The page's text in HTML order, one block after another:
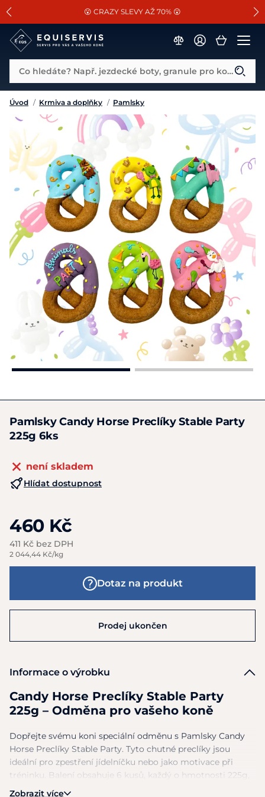
SLEVA 13% na vše od Cassini!
😮 CRAZY SLEVY AŽ 70% 😮
📐Pasování a doplňky k vybraným sedlům ZDARMA 🐴
Co hledáte? Např. jezdecké boty, granule pro koně...
Úvod / Krmiva a doplňky / Pamlsky
Pamlsky Candy Horse Preclíky Stable Party
225g 6ks
není skladem
Hlídat dostupnost
460 Kč
411 Kč bez DPH
2 044,44 Kč/kg
Dotaz na produkt
Prodej ukončen
Informace o výrobku
Candy Horse Preclíky Stable Party
225g – Odměna pro vašeho koně
Dopřejte svému koni speciální odměnu s Pamlsky Candy
Horse Preclíky Stable Party. Tyto chutné preclíky jsou
ideální pro zpestření jídelníčku nebo jako motivace při
tréninku. Balení obsahuje 6 kusů, každý o hmotnosti 225g,
což zajišťuje dostatek pochoutek pro radost vašeho zvířete.
Zobrazit více